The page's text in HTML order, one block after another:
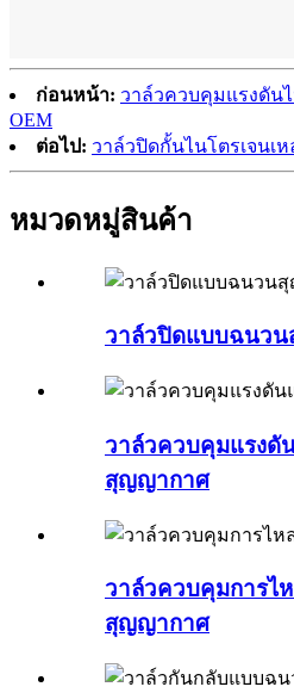
ก่อนหน้า: วาล์วควบคุมแรงดัน
OEM
ต่อไป: วาล์วปิดกั้นไนโตรเจนเ
หมวดหมู่สินค้า
วาล์วปิดแบบฉนว
วาล์วควบคุมแรงดั
สุญญากาศ
วาล์วควบคุมการไ
สุญญากาศ